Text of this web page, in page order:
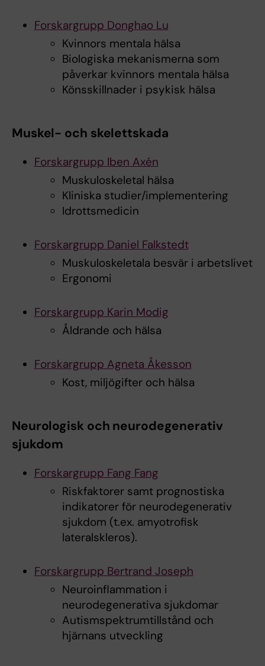
Forskargrupp Donghao Lu
Kvinnors mentala hälsa
Biologiska mekanismerna som
påverkar kvinnors mentala hälsa
Könsskillnader i psykisk hälsa
Muskel- och skelettskada
Forskargrupp Iben Axén
Muskuloskeletal hälsa
Kliniska studier/implementering
Idrottsmedicin
Forskargrupp Daniel Falkstedt
Muskuloskeletala besvär i arbetslivet
Ergonomi
Forskargrupp Karin Modig
Åldrande och hälsa
Forskargrupp Agneta Åkesson
Kost, miljögifter och hälsa
Neurologisk och neurodegenerativ
sjukdom
Forskargrupp Fang Fang
Riskfaktorer samt prognostiska
indikatorer för neurodegenerativ
sjukdom (t.ex. amyotrofisk
lateralskleros).
Forskargrupp Bertrand Joseph
Neuroinflammation i
neurodegenerativa sjukdomar
Autismspektrumtillstånd och
hjärnans utveckling